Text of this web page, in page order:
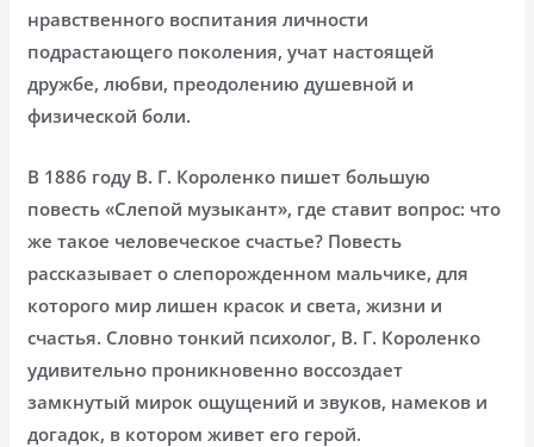
нравственного воспитания личности
подрастающего поколения, учат настоящей
дружбе, любви, преодолению душевной и
физической боли.
В 1886 году В. Г. Короленко пишет большую
повесть «Слепой музыкант», где ставит вопрос: что
же такое человеческое счастье? Повесть
рассказывает о слепорожденном мальчике, для
которого мир лишен красок и света, жизни и
счастья. Словно тонкий психолог, В. Г. Короленко
удивительно проникновенно воссоздает
замкнутый мирок ощущений и звуков, намеков и
догадок, в котором живет его герой.